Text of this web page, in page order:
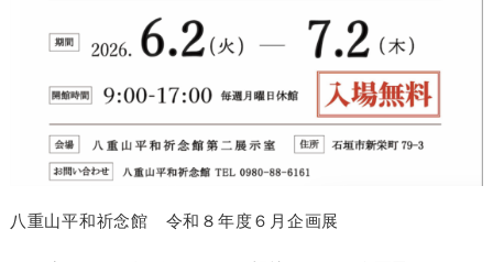
八重山平和祈念館 令和８年度６月企画展